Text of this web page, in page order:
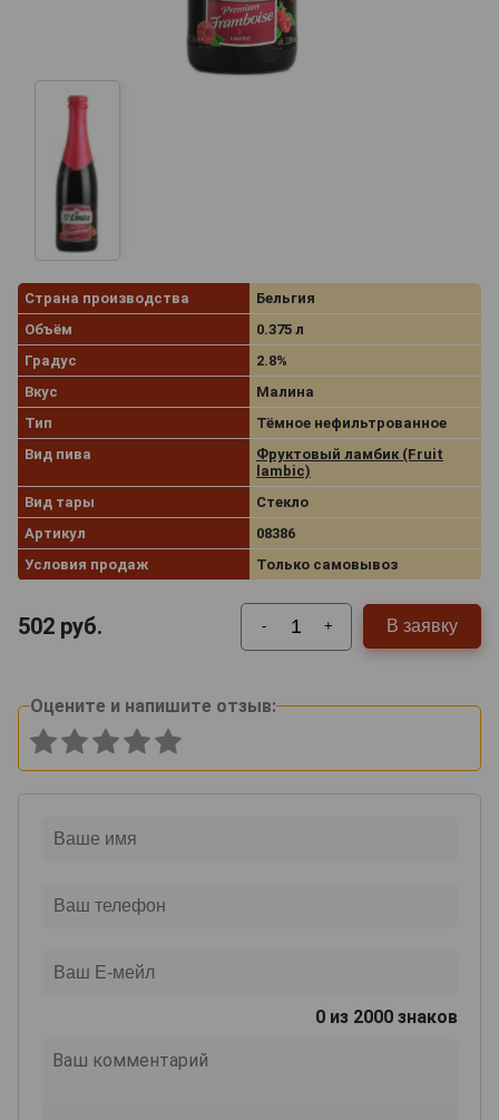
Страна производства
Бельгия
Объём
0.375 л
Градус
2.8%
Вкус
Малина
Тип
Тёмное нефильтрованное
Вид пива
Фруктовый ламбик (Fruit
lambic)
Вид тары
Стекло
Артикул
08386
Условия продаж
Только самовывоз
502 руб. - + В заявку
Оцените и напишите отзыв:
0 из 2000 знаков